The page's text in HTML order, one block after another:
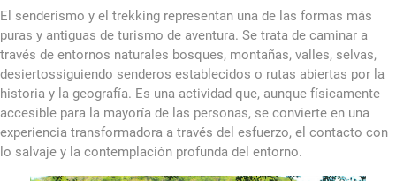
El senderismo y el trekking representan una de las formas más
puras y antiguas de turismo de aventura. Se trata de caminar a
través de entornos naturales bosques, montañas, valles, selvas,
desiertossiguiendo senderos establecidos o rutas abiertas por la
historia y la geografía. Es una actividad que, aunque físicamente
accesible para la mayoría de las personas, se convierte en una
experiencia transformadora a través del esfuerzo, el contacto con
lo salvaje y la contemplación profunda del entorno.